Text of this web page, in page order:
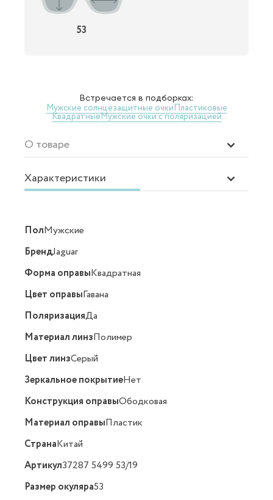
53
Встречается в подборках:
Мужские солнцезащитные очкиПластиковые
КвадратныеМужские очки с поляризацией
О товаре
Характеристики
ПолМужские
БрендJaguar
Форма оправыКвадратная
Цвет оправыГавана
ПоляризацияДа
Материал линзПолимер
Цвет линзСерый
Зеркальное покрытиеНет
Конструкция оправыОбодковая
Материал оправыПластик
СтранаКитай
Артикул37287 5499 53/19
Размер окуляра53